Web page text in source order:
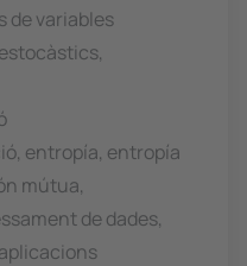
de variables
entropía, entropía
mútua,
de dades,